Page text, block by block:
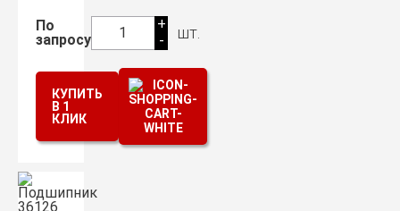
По
запросу
1
+
-
шт.
КУПИТЬ
В 1
КЛИК